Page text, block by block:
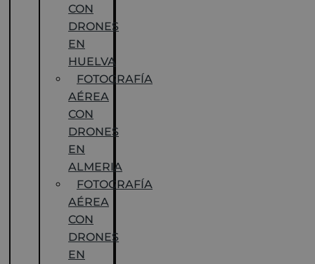
CON
DRONES
EN
HUELVA
FOTOGRAFÍA
AÉREA
CON
DRONES
EN
ALMERIA
FOTOGRAFÍA
AÉREA
CON
DRONES
EN